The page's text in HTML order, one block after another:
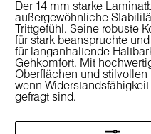
Der 14 mm starke
außergewöhnliche
Trittgefühl. Seine robuste
für stark beanspruchte
für langanhaltende
Gehkomfort. Mit
Oberflächen und stilvollen
wenn
gefragt sind.